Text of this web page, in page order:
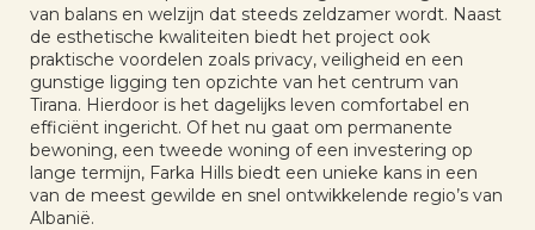
van balans en welzijn dat steeds zeldzamer wordt. Naast
de esthetische kwaliteiten biedt het project ook
praktische voordelen zoals privacy, veiligheid en een
gunstige ligging ten opzichte van het centrum van
Tirana. Hierdoor is het dagelijks leven comfortabel en
efficiënt ingericht. Of het nu gaat om permanente
bewoning, een tweede woning of een investering op
lange termijn, Farka Hills biedt een unieke kans in een
van de meest gewilde en snel ontwikkelende regio’s van
Albanië.